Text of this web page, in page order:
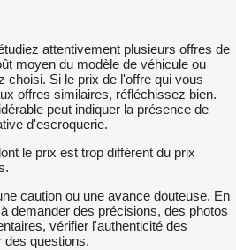
attentivement plusieurs offres de
moyen du modèle de véhicule ou
choisi. Si le prix de l'offre qui vous
offres similaires, réfléchissez bien.
peut indiquer la présence de
d'escroquerie.
le prix est trop différent du prix
caution ou une avance douteuse. En
demander des précisions, des photos
vérifier l'authenticité des
des questions.